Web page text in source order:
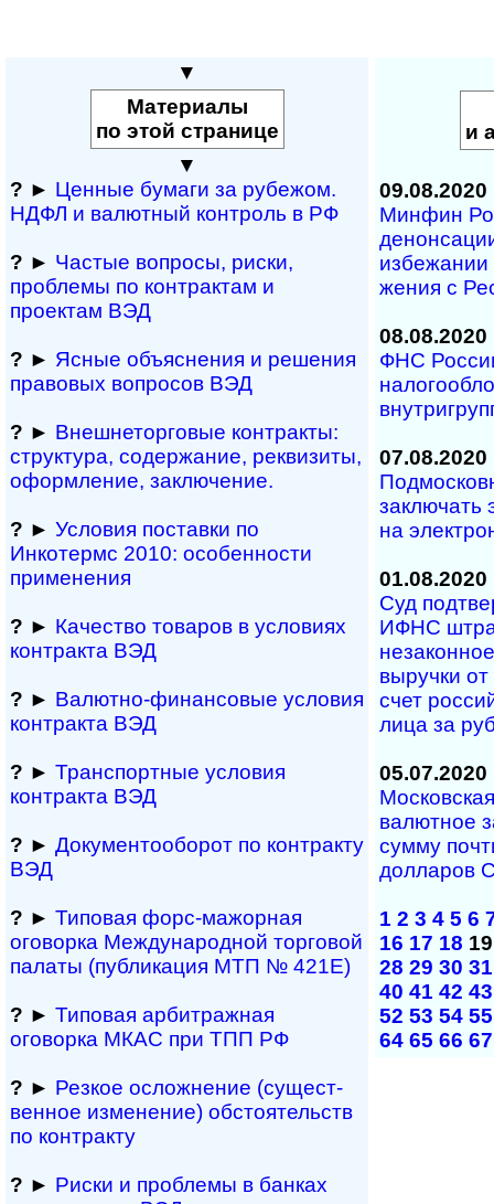
▼
Материалы
по этой странице
▼
? ► Ценные бумаги за рубежом.
НДФЛ и ва­лют­ный кон­т­роль в РФ
? ► Частые вопросы, рис­ки,
проблемы по конт­рактам и
проектам ВЭД
? ► Ясные объяснения и решения
правовых вопросов ВЭД
? ► Внешнеторговые контракты:
структура, содержание, реквизиты,
оформление, заключение.
? ► Условия поставки по
Инкотермс 2010: осо­бен­нос­ти
применения
? ► Качество товаров в условиях
контракта ВЭД
? ► Валютно-финансовые условия
контракта ВЭД
? ► Транспортные условия
контракта ВЭД
? ► Документооборот по контракту
ВЭД
? ► Типовая форс-мажор­ная
оговорка Междуна­род­ной торговой
палаты (публикация МТП № 421Е)
? ► Типовая арбитражная
оговорка МКАС при ТПП РФ
? ► Резкое осложнение (сущест­
вен­ное измене­ние) обсто­ятельств
по контракту
? ► Риски и проблемы в банках
и
09.08.2020
Минфин
избежании
же­ния с
08.08.2020
ФНС
07.08.2020
заключать
на
01.08.2020
Суд
ИФНС
вы­руч­ки
счет
лица за
05.07.2020
валютное
сумму
долларов
1 2 3 4 5 6
16 17 18 19
28 29 30 31
40 41 42 43
52 53 54 55
64 65 66 67